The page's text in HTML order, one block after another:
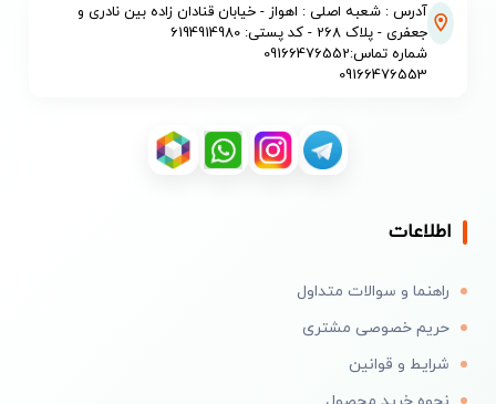
آدرس : شعبه اصلی : اهواز - خیابان قنادان زاده بین نادری و
جعفری - پلاک 268 - کد پستی: 6194914980
شماره تماس:09166476552
09166476553
اطلاعات
راهنما و سوالات متداول
حریم خصوصی مشتری
شرایط و قوانین